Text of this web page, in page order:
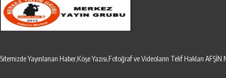
Sitemizde Yayınlanan Haber,Köşe Yazısı,Fotoğraf ve Videoların Telif Hakları